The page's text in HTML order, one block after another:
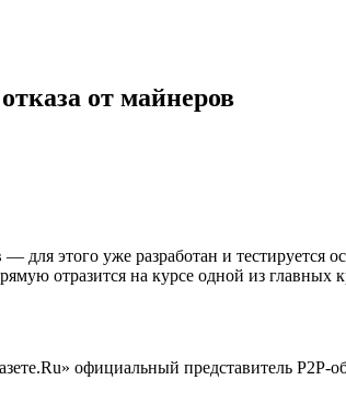
от майнеров
для этого уже разработан и тестируется
отразится на курсе одной из главных
официальный представитель P2P-